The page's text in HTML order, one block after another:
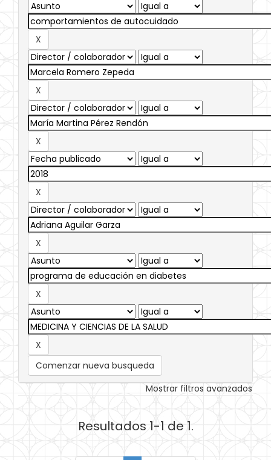
Comenzar nueva busqueda
Mostrar filtros avanzados
Resultados 1-1 de 1.